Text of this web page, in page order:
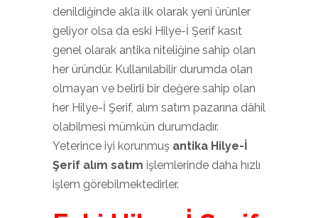
denildiğinde akla ilk olarak yeni ürünler
geliyor olsa da eski Hilye-İ Şerif kasıt
genel olarak antika niteliğine sahip olan
her üründür. Kullanılabilir durumda olan
olmayan ve belirli bir değere sahip olan
her Hilye-İ Şerif, alım satım pazarına dâhil
olabilmesi mümkün durumdadır.
Yeterince iyi korunmuş antika Hilye-İ
Şerif alım satım işlemlerinde daha hızlı
işlem görebilmektedirler.